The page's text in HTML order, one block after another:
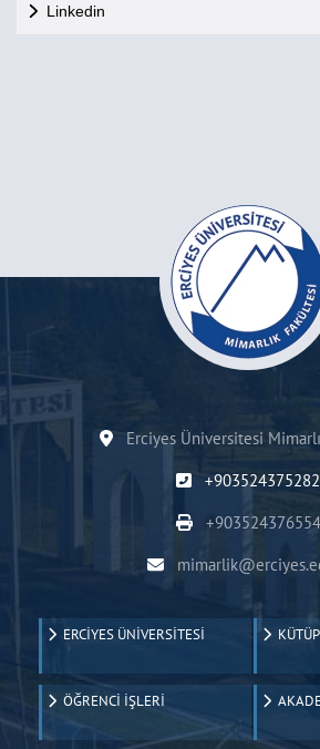
Linkedin
Erciyes Üniversitesi
+903524375282
+903524376554
ERCİYES ÜNİVERSİTESİ
ÖĞRENCİ İŞLERİ